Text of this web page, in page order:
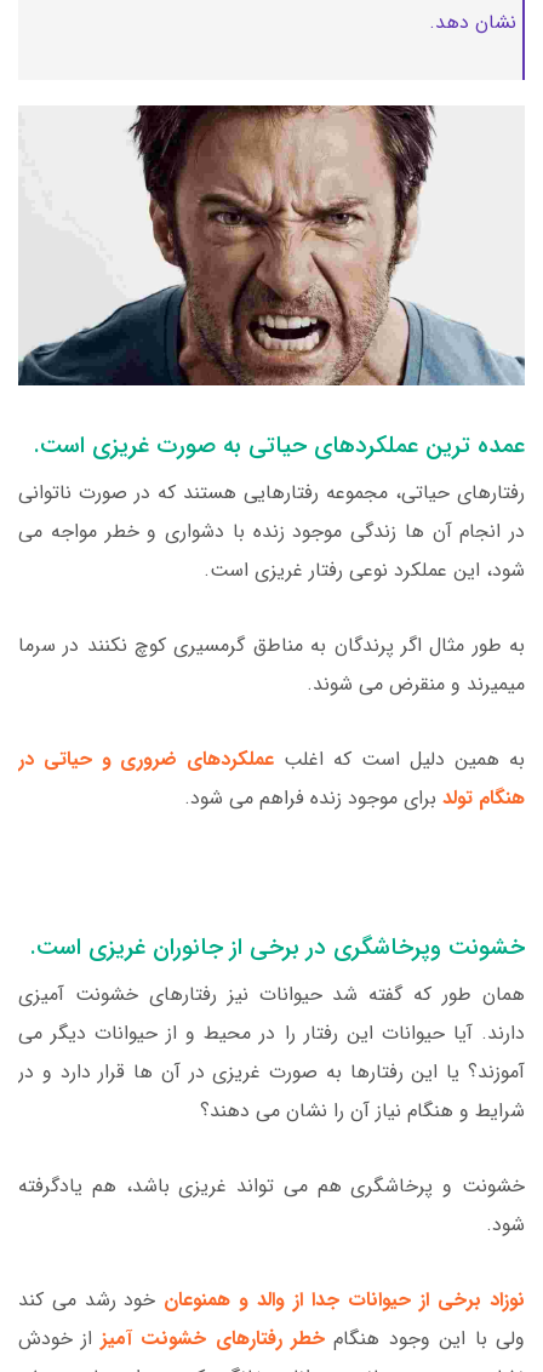
نشان دهد.
عمده ترین عملکردهای حیاتی به صورت غریزی است.
رفتارهای حیاتی، مجموعه رفتارهایی هستند که در صورت ناتوانی
در انجام آن ها زندگی موجود زنده با دشواری و خطر مواجه می
شود، این عملکرد نوعی رفتار غریزی است.
به طور مثال اگر پرندگان به مناطق گرمسیری کوچ نکنند در سرما
میمیرند و منقرض می شوند.
به همین دلیل است که اغلب عملکردهای ضروری و حیاتی در
هنگام تولد برای موجود زنده فراهم می شود.
خشونت وپرخاشگری در برخی از جانوران غریزی است.
همان طور که گفته شد حیوانات نیز رفتارهای خشونت آمیزی
دارند. آیا حیوانات این رفتار را در محیط و از حیوانات دیگر می
آموزند؟ یا این رفتارها به صورت غریزی در آن ها قرار دارد و در
شرایط و هنگام نیاز آن را نشان می دهند؟
خشونت و پرخاشگری هم می تواند غریزی باشد، هم یادگرفته
شود.
نوزاد برخی از حیوانات جدا از والد و همنوعان خود رشد می کند
ولی با این وجود هنگام خطر رفتارهای خشونت آمیز از خودش